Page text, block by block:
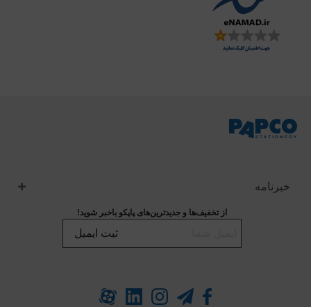
خبرنامه
از تخفیف‌ها و جدیدترین‌های پاپکو باخبر شوید!
ثبت ایمیل